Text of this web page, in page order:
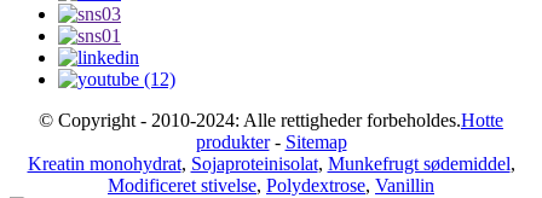
© Copyright - 2010-2024: Alle rettigheder forbeholdes.Hotte
produkter- Sitemap
Kreatin monohydrat, Sojaproteinisolat, Munkefrugt sødemiddel,
Modificeret stivelse, Polydextrose, Vanillin